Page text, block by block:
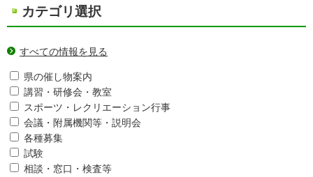
カテゴリ選択
すべての情報を見る
県の催し物案内
講習・研修会・教室
スポーツ・レクリエーション行事
会議・附属機関等・説明会
各種募集
試験
相談・窓口・検査等